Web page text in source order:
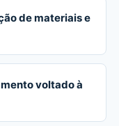
de materiais e
voltado à